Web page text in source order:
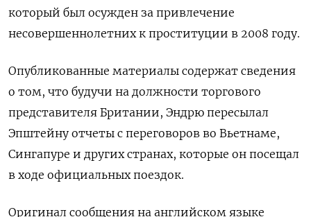
который был осужден за привлечение ​
несовершеннолетних к проституции ⁠в 2008 году.
Опубликованные материалы содержат сведения
о том, что будучи на должности торгового
представителя ‌Британии, Эндрю пересылал
Эпштейну отчеты с переговоров во Вьетнаме,
‌Сингапуре и других странах, которые он посещал
в ходе официальных поездок.
Оригинал ​сообщения на английском языке